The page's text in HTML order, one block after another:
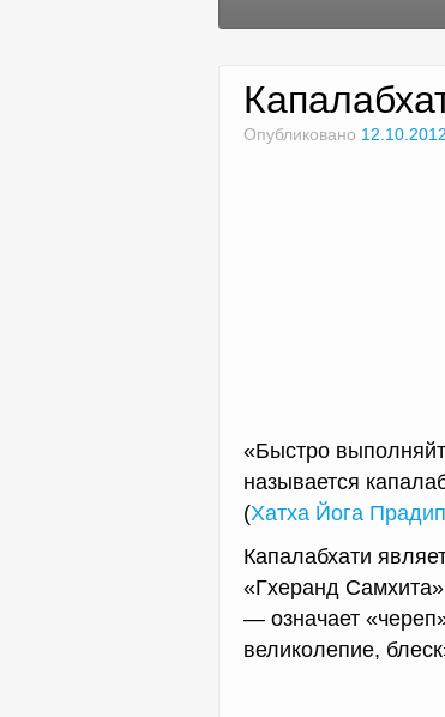
Опубликовано 12.10.2012
«Быстро
называется
(Хатха Йога
Капалабхати
«Гхеранд
— означает
великолепие,